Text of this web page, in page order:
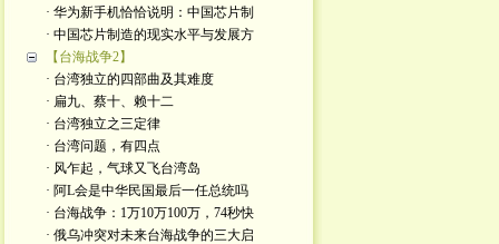
· 华为新手机恰恰说明：中国芯片制
· 中国芯片制造的现实水平与发展方
【台海战争2】
· 台湾独立的四部曲及其难度
· 扁九、蔡十、赖十二
· 台湾独立之三定律
· 台湾问题，有四点
· 风乍起，气球又飞台湾岛
· 阿L会是中华民国最后一任总统吗
· 台海战争：1万10万100万，74秒快
· 俄乌冲突对未来台海战争的三大启